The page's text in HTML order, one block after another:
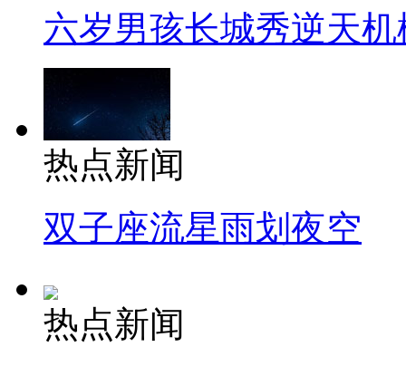
六岁男孩长城秀逆天机
热点新闻
双子座流星雨划夜空
热点新闻